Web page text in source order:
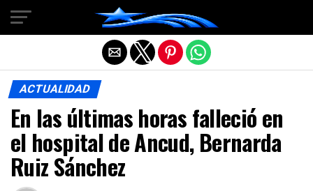
ACTUALIDAD
En las últimas horas falleció en
el hospital de Ancud, Bernarda
Ruiz Sánchez
Salir de la versión móvil